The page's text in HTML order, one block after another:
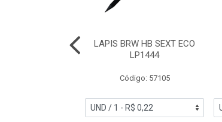
LAPIS BRW HB SEXT ECO
LP1444
Código: 57105